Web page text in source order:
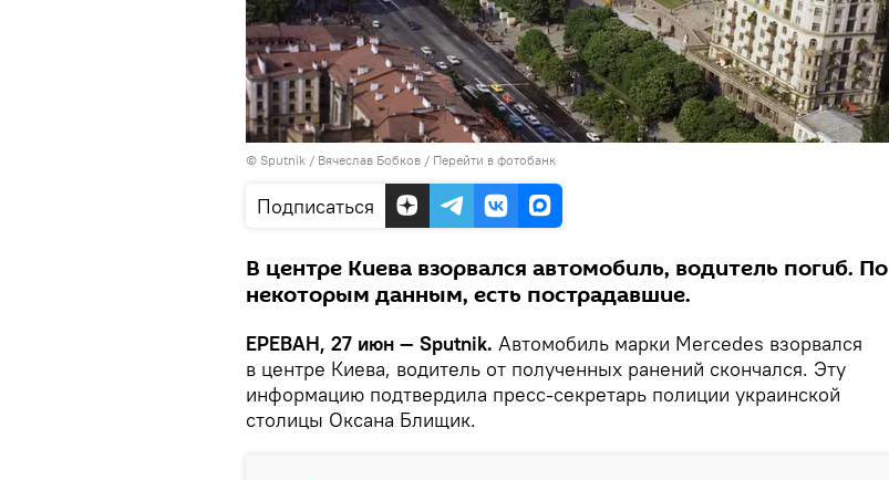
© Sputnik / Вячеслав Бобков / Перейти в фотобанк
Подписаться
В центре Киева взорвался автомобиль, водитель погиб. По
некоторым данным, есть пострадавшие.
ЕРЕВАН, 27 июн — Sputnik. Автомобиль марки Mercedes взорвался
в центре Киева, водитель от полученных ранений скончался. Эту
информацию подтвердила пресс-секретарь полиции украинской
столицы Оксана Блищик.